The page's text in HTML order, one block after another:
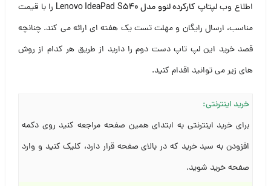
اطلاع وبلپتاپ کارکرده لنوو مدل Lenovo IdeaPad S540
را با قیمت
مناسب، ارسال رایگان و مهلت تست یک هفته ای ارائه می کند. چنانچه
قصد خرید این لپ تاپ دست دوم را دارید از طریق هر کدام از روش
های زیر می توانید اقدام کنید.
خرید اینترنتی:
برای خرید اینترنتی به ابتدای همین صفحه مراجعه کنید روی دکمه
افزودن به سبد خرید که در بالای صفحه قرار دارد، کلیک کنید و وارد
صفحه خرید شوید.